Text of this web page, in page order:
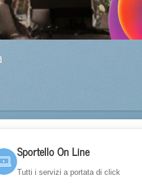
Sportello On Line
Tutti i servizi a portata di click